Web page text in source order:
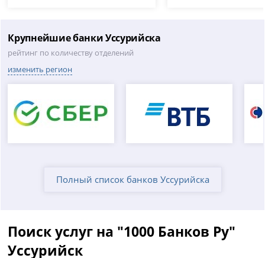
Крупнейшие банки Уссурийска
рейтинг по количеству отделений
изменить регион
Полный список банков Уссурийска
Поиск услуг на "1000 Банков Ру"
Уссурийск